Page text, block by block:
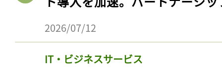
2026/07/12
IT・ビジネスサービス